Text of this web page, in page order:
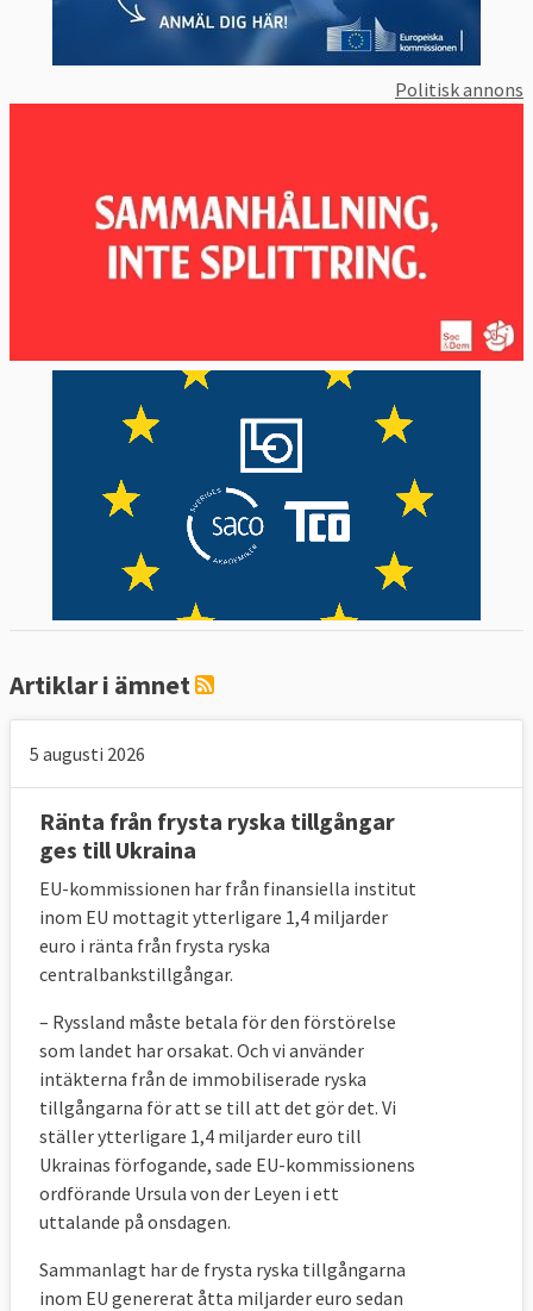
Politisk annons
Artiklar i ämnet
5 augusti 2026
Ränta från frysta ryska tillgångar
ges till Ukraina
EU-kommissionen har från finansiella institut
inom EU mottagit ytterligare 1,4 miljarder
euro i ränta från frysta ryska
centralbankstillgångar.
– Ryssland måste betala för den förstörelse
som landet har orsakat. Och vi använder
intäkterna från de immobiliserade ryska
tillgångarna för att se till att det gör det. Vi
ställer ytterligare 1,4 miljarder euro till
Ukrainas förfogande, sade EU-kommissionens
ordförande Ursula von der Leyen i ett
uttalande på onsdagen.
Sammanlagt har de frysta ryska tillgångarna
inom EU genererat åtta miljarder euro sedan